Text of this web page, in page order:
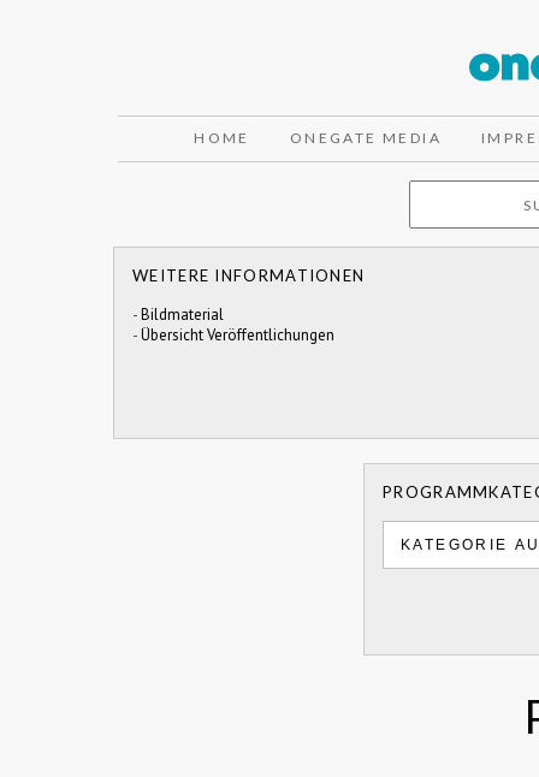
HOME ONEGATE MEDIA
WEITERE INFORMATIONEN
-Bildmaterial
-Übersicht Veröffentlichungen